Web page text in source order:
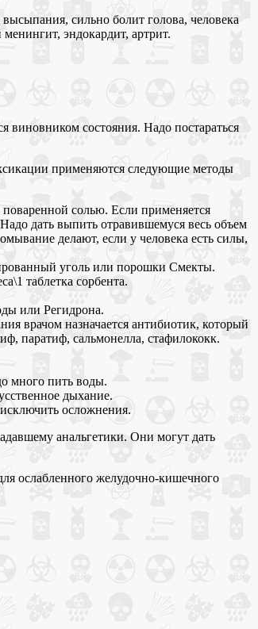
сильно болит голова, человека
эндокардит, артрит.
виновником состояния. Надо постараться
применяются следующие методы
солью. Если применяется
дать выпить отравившемуся весь объем
делают, если у человека есть силы,
уголь или порошки Смекты.
таблетка сорбента.
или Регидрона.
врачом назначается антибиотик, который
паратиф, сальмонелла, стафилококк.
много пить воды.
дыхание.
осложнения.
анальгетики. Они могут дать
ослабленного желудочно-кишечного